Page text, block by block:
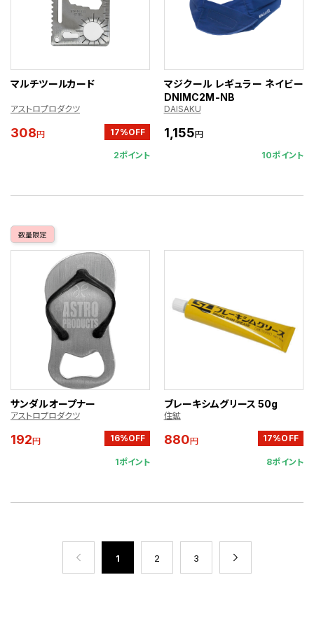
マルチツールカード
アストロプロダクツ
308円 17%OFF
2ポイント
マジクール レギュラー ネイビー
DNIMC2M-NB
DAISAKU
1,155円
10ポイント
数量限定
サンダルオープナー
アストロプロダクツ
192円 16%OFF
1ポイント
ブレーキシムグリース 50g
住鉱
880円 17%OFF
8ポイント
1 2 3